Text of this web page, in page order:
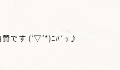
賛です (‘▽’*)ﾆﾊﾟｯ♪